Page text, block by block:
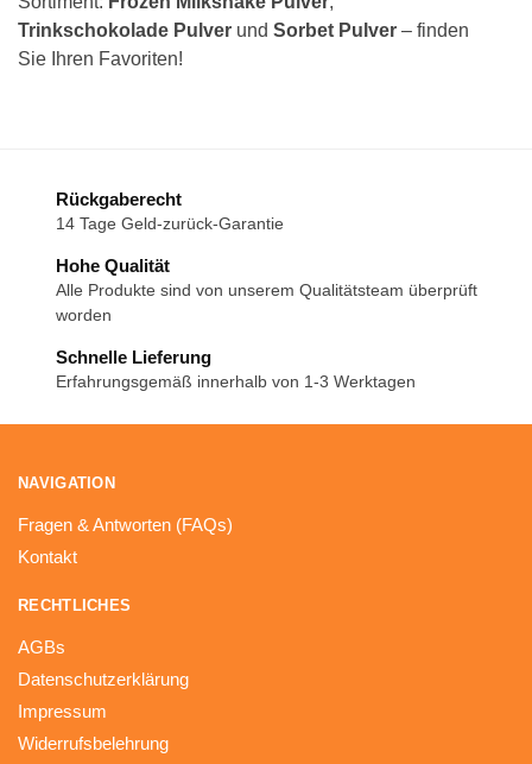
Trinkschokolade Pulver und Sorbet Pulver – finden
Sie Ihren Favoriten!
Rückgaberecht
14 Tage Geld-zurück-Garantie
Hohe Qualität
Alle Produkte sind von unserem Qualitätsteam überprüft
worden
Schnelle Lieferung
Erfahrungsgemäß innerhalb von 1-3 Werktagen
NAVIGATION
Fragen & Antworten (FAQs)
Kontakt
RECHTLICHES
AGBs
Datenschutzerklärung
Impressum
Widerrufsbelehrung